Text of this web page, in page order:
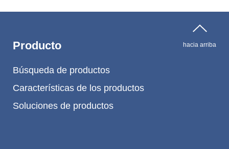
Producto
Búsqueda de productos
Características de los productos
Soluciones de productos
hacia arriba